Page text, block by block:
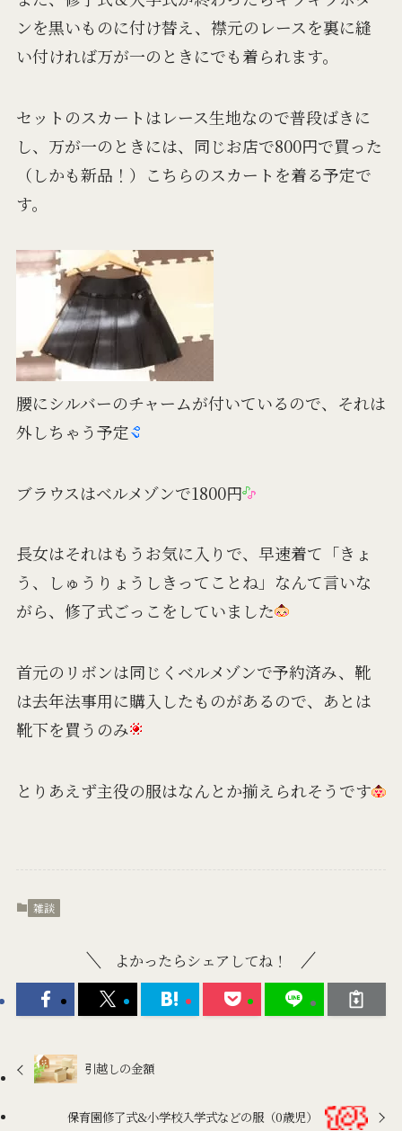
ンを黒いものに付け替え、襟元のレースを裏に縫
い付ければ万が一のときにでも着られます。
セットのスカートはレース生地なので普段ばきに
し、万が一のときには、同じお店で800円で買った
（しかも新品！）こちらのスカートを着る予定で
す。
腰にシルバーのチャームが付いているので、それは
外しちゃう予定
ブラウスはベルメゾンで1800円
長女はそれはもうお気に入りで、早速着て「きょ
う、しゅうりょうしきってことね」なんて言いな
がら、修了式ごっこをしていました
首元のリボンは同じくベルメゾンで予約済み、靴
は去年法事用に購入したものがあるので、あとは
靴下を買うのみ
とりあえず主役の服はなんとか揃えられそうです
雑談
よかったらシェアしてね！
引越しの金額
保育園修了式&小学校入学式などの服（0歳児）